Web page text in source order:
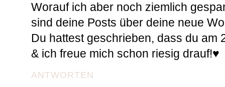
Worauf ich aber noch ziemlich
sind deine Posts über deine neue
Du hattest geschrieben, dass du am
& ich freue mich schon riesig drauf!♥
ANTWORTEN